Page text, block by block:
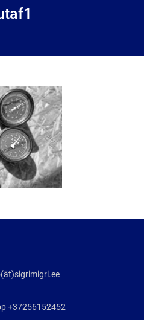
+37256152452